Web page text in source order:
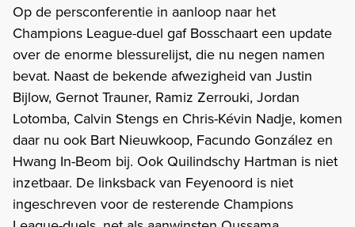
Op de persconferentie in aanloop naar het
Champions League-duel gaf Bosschaart een update
over de enorme blessurelijst, die nu negen namen
bevat. Naast de bekende afwezigheid van Justin
Bijlow, Gernot Trauner, Ramiz Zerrouki, Jordan
Lotomba, Calvin Stengs en Chris-Kévin Nadje, komen
daar nu ook Bart Nieuwkoop, Facundo González en
Hwang In-Beom bij. Ook Quilindschy Hartman is niet
inzetbaar. De linksback van Feyenoord is niet
ingeschreven voor de resterende Champions